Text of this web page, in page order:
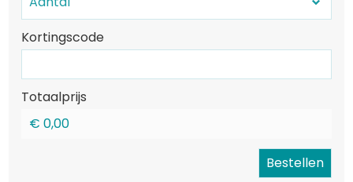
Kortingscode
Totaalprijs
€ 0,00
Bestellen